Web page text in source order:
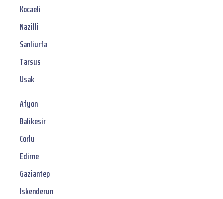
Kocaeli
Nazilli
Sanliurfa
Tarsus
Usak
Afyon
Balikesir
Corlu
Edirne
Gaziantep
Iskenderun